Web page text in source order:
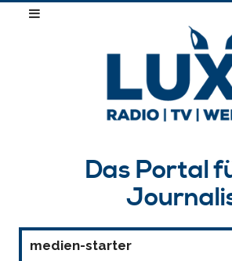
Das Portal
medien-starter